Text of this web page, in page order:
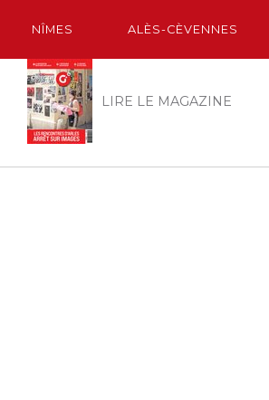
NÎMES ALÈS-CÈVENNES
LIRE LE MAGAZINE